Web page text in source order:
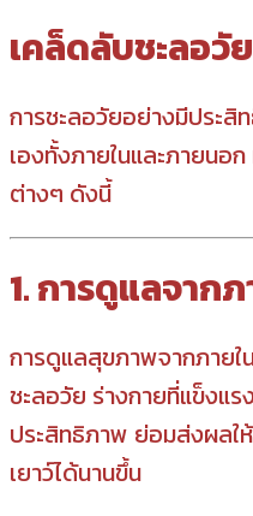
เคล็ดลับชะลอวั
การชะลอวัยอย่างมีประ
เองทั้งภายในและภายนอ
ต่างๆ ดังนี้
1. การดูแลจากภ
การดูแลสุขภาพจากภาย
ชะลอวัย ร่างกายที่แข็งแ
ประสิทธิภาพ ย่อมส่งผลใ
เยาว์ได้นานขึ้น